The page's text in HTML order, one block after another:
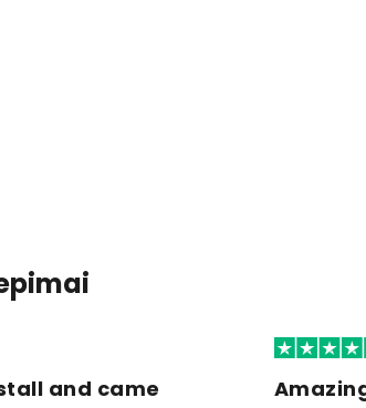
and came